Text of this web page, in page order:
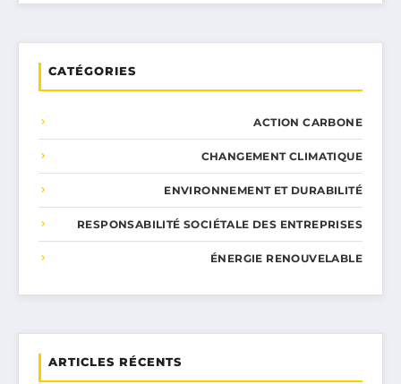
CATÉGORIES
ACTION CARBONE
CHANGEMENT CLIMATIQUE
ENVIRONNEMENT ET DURABILITÉ
RESPONSABILITÉ SOCIÉTALE DES ENTREPRISES
ÉNERGIE RENOUVELABLE
ARTICLES RÉCENTS